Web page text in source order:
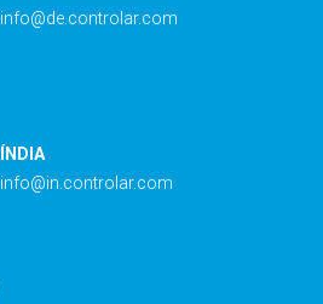
info@de.controlar.com
ÍNDIA
info@in.controlar.com